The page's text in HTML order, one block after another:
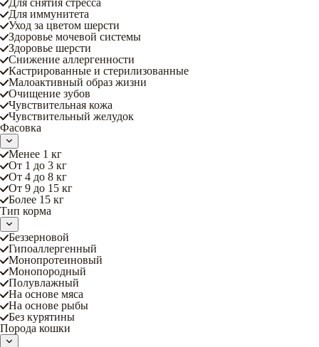
Для иммунитета
Уход за цветом шерсти
Здоровье мочевой системы
Здоровье шерсти
Снижение аллергенности
Кастрированные и стерилизованные
Малоактивный образ жизни
Очищение зубов
Чувствительная кожа
Чувствительный желудок
Фасовка
Менее 1 кг
От 1 до 3 кг
От 4 до 8 кг
От 9 до 15 кг
Более 15 кг
Тип корма
Беззерновой
Гипоаллергенный
Монопротеиновый
Монопородный
Полувлажный
На основе мяса
На основе рыбы
Без курятины
Порода кошки